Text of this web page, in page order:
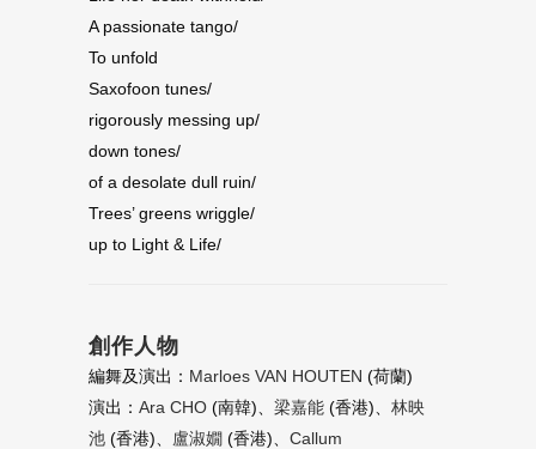
A passionate tango/
To unfold
Saxofoon tunes/
rigorously messing up/
down tones/
of a desolate dull ruin/
Trees’ greens wriggle/
up to Light & Life/
創作人物
編舞及演出： Marloes VAN HOUTEN (荷蘭)
演出： Ara CHO (南韓)、 梁嘉能 (香港)、 林映
池 (香港)、 盧淑嫺 (香港)、 Callum